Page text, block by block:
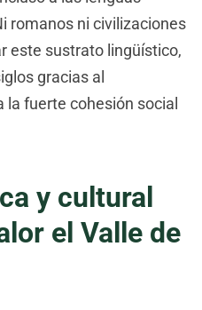
romanos ni civilizaciones
este sustrato lingüístico,
gracias al
fuerte cohesión social
y cultural
el Valle de